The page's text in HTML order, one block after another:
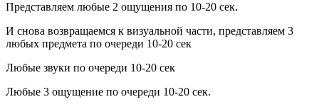
Представляем любые 2 ощущения по 10-20 сек.
И снова возвращаемся к визуальной части, представляем 3
любых предмета по очереди 10-20 сек
Любые звуки по очереди 10-20 сек
Любые 3 ощущение по очереди 10-20 сек.